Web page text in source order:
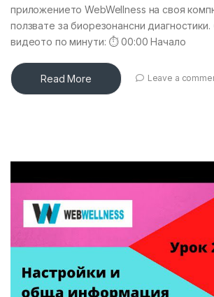
приложението WebWellness на своя
ползвате за биорезонансни
видеото по минути: ⏱ 00:00 Начало
Read More Leave a